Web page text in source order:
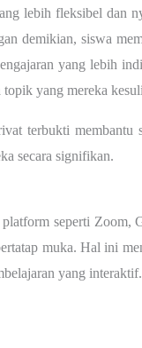
lebih fleksibel dan
demikian, siswa
yang lebih
yang mereka
terbukti membantu
secara signifikan.
platform seperti Zoom,
muka. Hal ini
yang interaktif.